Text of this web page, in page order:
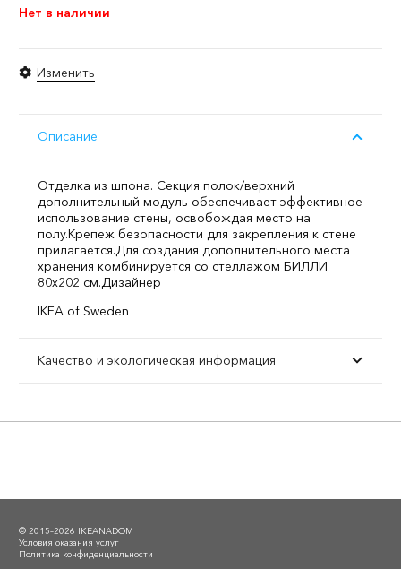
Нет в наличии
Изменить
Описание
Отделка из шпона. Секция полок/верхний
дополнительный модуль обеспечивает эффективное
использование стены, освобождая место на
полу.Крепеж безопасности для закрепления к стене
прилагается.Для создания дополнительного места
хранения комбинируется со стеллажом БИЛЛИ
80х202 см.Дизайнер
IKEA of Sweden
Качество и экологическая информация
© 2015–2026 IKEANADOM
Условия оказания услуг
Политика конфиденциальности